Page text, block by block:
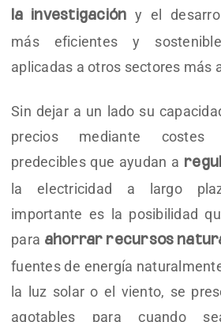
la investigación y el
más eficientes y
aplicadas a otros sectores más
Sin dejar a un lado su
precios mediante costes
predecibles que ayudan a
la electricidad a largo
importante es la posibilidad
para ahorrar recursos
fuentes de energía
la luz solar o el viento, se
agotables para cuando